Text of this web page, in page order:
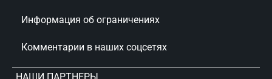
Информация об ограничениях
Комментарии в наших соцсетях